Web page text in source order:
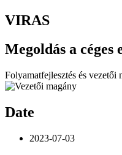
VIRAS
Megoldás a céges
Folyamatfejlesztés és vezetői
Date
2023-07-03